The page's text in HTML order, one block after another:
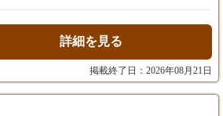
【試用期間】 3ヶ月（期間中の給与・待遇に変
更はありません）
行う「技術的なプロデューサー」の役割です。
作成： 現場の状
路、天井高など）を確認し、工事に必要な項目
専門業者（内装、電気、通信など）を手配し、
を作成・精査します。 ▼業者選定・発注業
新規開拓も可能です。 ▼工程表作成・ス
な
詳細を見る
掲載終了日：2026年08月21日